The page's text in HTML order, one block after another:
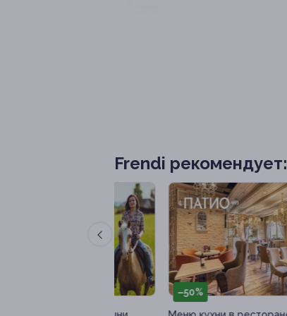
Frendi рекомендует:
–50%